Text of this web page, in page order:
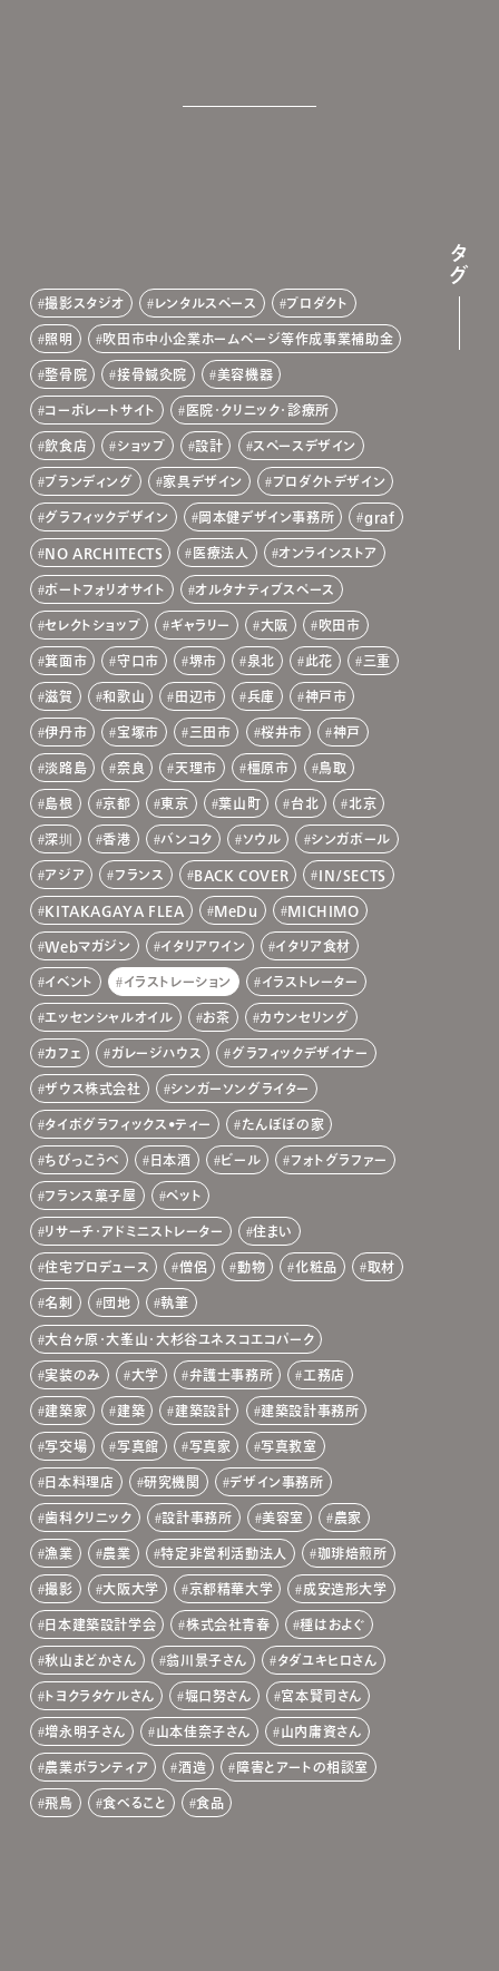
タグ
撮影スタジオ レンタルスペース プロダクト
照明 吹田市中小企業ホームページ等作成事業補助金
整骨院 接骨鍼灸院 美容機器
コーポレートサイト 医院・クリニック・診療所
飲食店 ショップ 設計 スペースデザイン
ブランディング 家具デザイン プロダクトデザイン
グラフィックデザイン 岡本健デザイン事務所 graf
NO ARCHITECTS 医療法人 オンラインストア
ポートフォリオサイト オルタナティブスペース
セレクトショップ ギャラリー 大阪 吹田市
箕面市 守口市 堺市 泉北 此花 三重
滋賀 和歌山 田辺市 兵庫 神戸市
伊丹市 宝塚市 三田市 桜井市 神戸
淡路島 奈良 天理市 橿原市 鳥取
島根 京都 東京 葉山町 台北 北京
深圳 香港 バンコク ソウル シンガポール
アジア フランス BACK COVER IN/SECTS
KITAKAGAYA FLEA MeDu MICHIMO
Webマガジン イタリアワイン イタリア食材
イベント イラストレーション イラストレーター
エッセンシャルオイル お茶 カウンセリング
カフェ ガレージハウス グラフィックデザイナー
ザウス株式会社 シンガーソングライター
タイポグラフィックス•ティー たんぽぽの家
ちびっこうべ 日本酒 ビール フォトグラファー
フランス菓子屋 ペット
リサーチ・アドミニストレーター 住まい
住宅プロデュース 僧侶 動物 化粧品 取材
名刺 団地 執筆
大台ヶ原・大峯山・大杉谷ユネスコエコパーク
実装のみ 大学 弁護士事務所 工務店
建築家 建築 建築設計 建築設計事務所
写交場 写真館 写真家 写真教室
日本料理店 研究機関 デザイン事務所
歯科クリニック 設計事務所 美容室 農家
漁業 農業 特定非営利活動法人 珈琲焙煎所
撮影 大阪大学 京都精華大学 成安造形大学
日本建築設計学会 株式会社青春 種はおよぐ
秋山まどかさん 翁川景子さん タダユキヒロさん
トヨクラタケルさん 堀口努さん 宮本賢司さん
増永明子さん 山本佳奈子さん 山内庸資さん
農業ボランティア 酒造 障害とアートの相談室
飛鳥 食べること 食品